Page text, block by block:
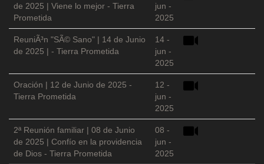
de 2025 | Viene lo mejor - Tierra
Prometida
jun -
2025
ReuniÃ³n "SÃ© Sano" | 14 de Junio
de 2025 | - Tierra Prometida
14 -
jun -
2025
Oración | 12 de Junio de 2025 -
Tierra Prometida
12 -
jun -
2025
2ª Reunión familiar | 08 de Junio
de 2025 | Confío en la providencia
de Dios - Tierra Prometida
08 -
jun -
2025